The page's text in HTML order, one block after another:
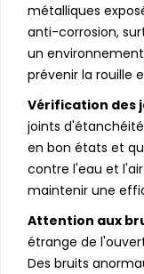
métalliques
anti-corrosion,
un
prévenir la rouille
Vérification des
joints
en bon états et
contre l'eau et
maintenir une
Attention aux
étrange de
Des bruits